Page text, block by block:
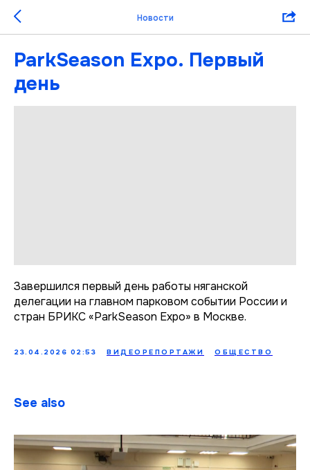
Новости
ParkSeason Expo. Первый
день
Завершился первый день работы няганской
делегации на главном парковом событии России и
стран БРИКС «ParkSeason Expo» в Москве.
23.04.2026 02:53 ВИДЕОРЕПОРТАЖИ ОБЩЕСТВО
See also